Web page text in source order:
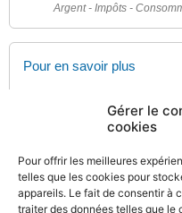
Gérer le
cookies
Pour offrir les meilleures
telles que les cookies pour
appareils. Le fait de consentir à
traiter des données telles que le
Argent - Impôts -
Pour en savoir plus
Ministère chargé des
2022
Ministère chargé des
Impôt sur le revenu :